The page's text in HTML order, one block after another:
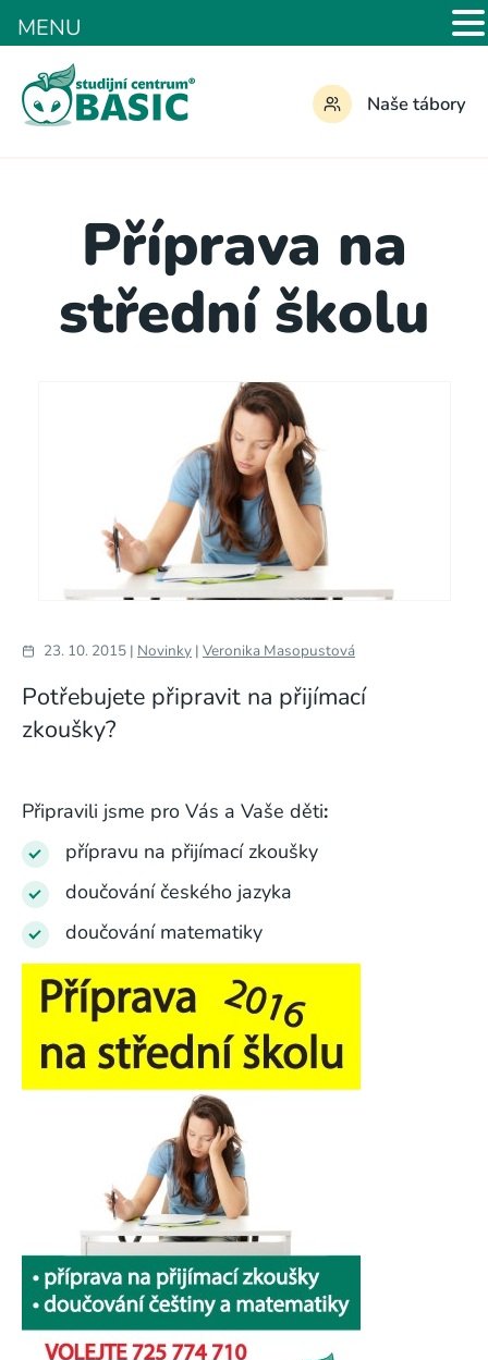
Naše tábory
Příprava na
střední školu
23. 10. 2015 | Novinky | Veronika Masopustová
Potřebujete připravit na přijímací
zkoušky?
Připravili jsme pro Vás a Vaše děti:
přípravu na přijímací zkoušky
doučování českého jazyka
doučování matematiky
MENU